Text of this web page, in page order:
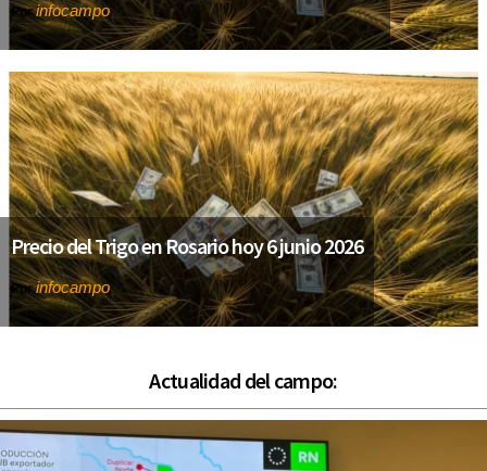
Porinfocampo
Precio del Trigo en Rosario hoy 6 junio 2026
Porinfocampo
Actualidad del campo: